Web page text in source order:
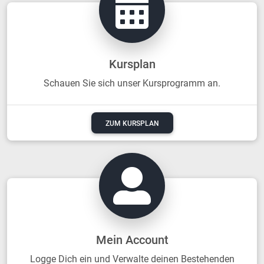
Kursplan
Schauen Sie sich unser Kursprogramm an.
ZUM KURSPLAN
Mein Account
Logge Dich ein und Verwalte deinen Bestehenden